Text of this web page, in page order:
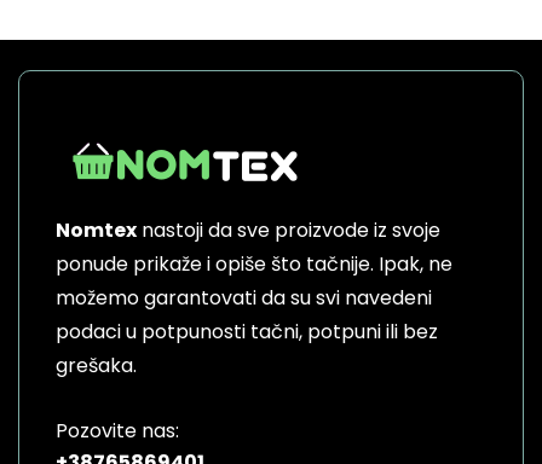
Nomtex nastoji da sve proizvode iz svoje
ponude prikaže i opiše što tačnije. Ipak, ne
možemo garantovati da su svi navedeni
podaci u potpunosti tačni, potpuni ili bez
grešaka.
Pozovite nas: